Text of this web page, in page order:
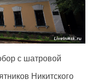
с шатровой
Никитского